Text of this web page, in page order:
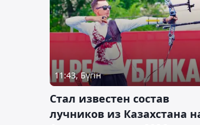
11:43, Бүгін
Стал известен состав
лучников из Казахстана